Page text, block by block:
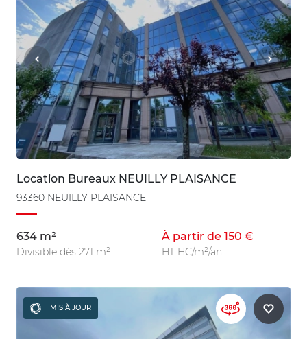
Location Bureaux NEUILLY PLAISANCE
93360 NEUILLY PLAISANCE
634 m²
Divisible dès 271 m²
À partir de 150 €
HT HC/m²/an
MIS À JOUR